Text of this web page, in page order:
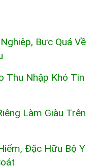
Bực Quá Về
Thu Nhập Khó Tin
Làm Giàu Trên
Đặc Hữu Bộ Y